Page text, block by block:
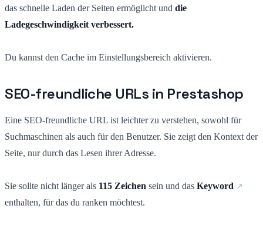
das schnelle Laden der Seiten ermöglicht und die
Ladegeschwindigkeit verbessert.
Du kannst den Cache im Einstellungsbereich aktivieren.
SEO-freundliche URLs in Prestashop
Eine SEO-freundliche URL ist leichter zu verstehen, sowohl für
Suchmaschinen als auch für den Benutzer. Sie zeigt den Kontext der
Seite, nur durch das Lesen ihrer Adresse.
Sie sollte nicht länger als 115 Zeichen sein und das Keyword
enthalten, für das du ranken möchtest.